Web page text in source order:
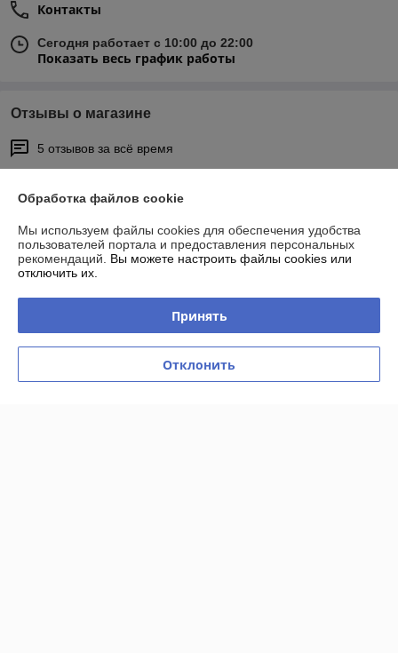
Контакты
Сегодня работает с 10:00 до 22:00
Показать весь график работы
Отзывы о магазине
5 отзывов за всё время
Решил попробовать горячее масло для бороды. Наткнулся на
товар, увидел приятную скидку, заказал. Связались, отправили
аккуратно упакована), доволен. Продавца рекомендую!
17.04.2024
Екатерина
Обработка файлов cookie
Мы используем файлы cookies для обеспечения удобства
пользователей портала и предоставления персональных
рекомендаций. Вы можете настроить файлы cookies или
отключить их.
Принять
Отклонить